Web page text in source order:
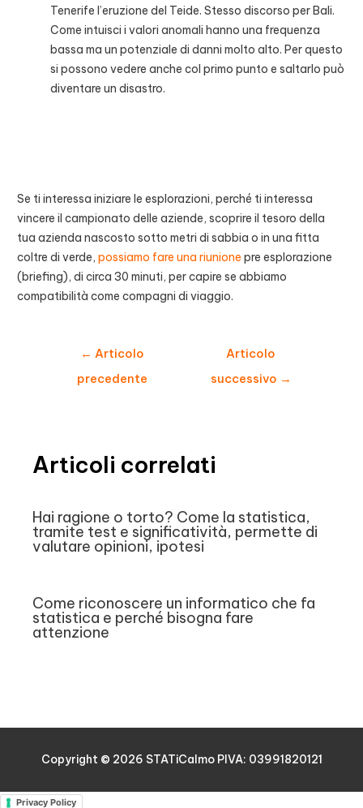
Tenerife l’eruzione del Teide. Stesso discorso per Bali.
Come intuisci i valori anomali hanno una frequenza
bassa ma un potenziale di danni molto alto. Per questo
si possono vedere anche col primo punto e saltarlo può
diventare un disastro.
Se ti interessa iniziare le esplorazioni, perché ti interessa
vincere il campionato delle aziende, scoprire il tesoro della
tua azienda nascosto sotto metri di sabbia o in una fitta
coltre di verde,possiamo fare una riunione pre esplorazione
(briefing), di circa 30 minuti, per capire se abbiamo
compatibilità come compagni di viaggio.
Navigazione
← Articolo
precedente
Articolo
successivo →
Articoli correlati
Hai ragione o torto? Come la statistica,
tramite test e significatività, permette di
valutare opinioni, ipotesi
Come riconoscere un informatico che fa
statistica e perché bisogna fare
attenzione
Copyright © 2026 STATiCalmoPIVA: 03991820121
Privacy Policy